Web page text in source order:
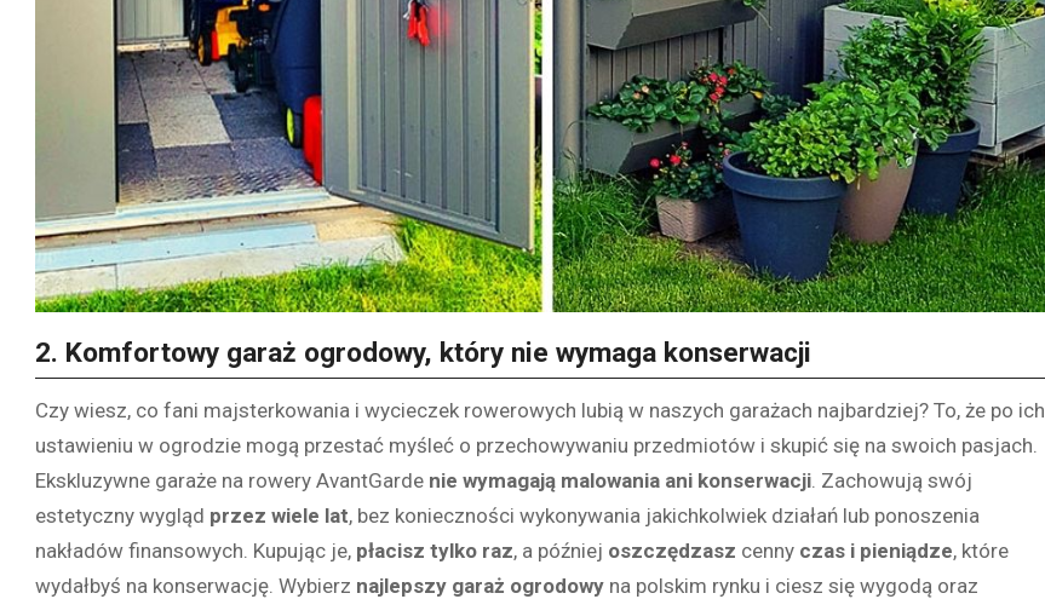
2. Komfortowy garaż ogrodowy, który nie wymaga konserwacji
Czy wiesz, co fani majsterkowania i wycieczek rowerowych lubią w naszych garażach najbardziej? To, że po ich
ustawieniu w ogrodzie mogą przestać myśleć o przechowywaniu przedmiotów i skupić się na swoich pasjach.
Ekskluzywne garaże na rowery AvantGarde nie wymagają malowania ani konserwacji . Zachowują swój
estetyczny wygląd przez wiele lat, bez konieczności wykonywania jakichkolwiek działań lub ponoszenia
nakładów finansowych. Kupując je, płacisz tylko raz, a później oszczędzasz cenny czas i pieniądze, które
wydałbyś na konserwację. Wybierz najlepszy garaż ogrodowy na polskim rynku i ciesz się wygodą oraz